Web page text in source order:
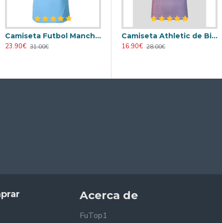
Camiseta Futbol Manchester City Primera Equipación 2024/25 Versión Jugador
23.90€ 31.00€
23.90€ 31.00€
Camiseta Athletic de Bilbao 2024/2025 Alternativo
16.90€ 28.00€
Acerca de
FuTop1